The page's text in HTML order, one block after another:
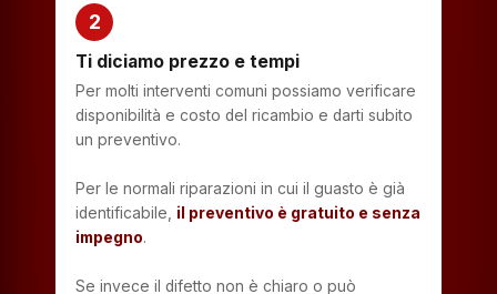
2
Ti diciamo prezzo e tempi
Per molti interventi comuni possiamo verificare
disponibilità e costo del ricambio e darti subito
un preventivo.
Per le normali riparazioni in cui il guasto è già
identificabile, il preventivo è gratuito e senza
impegno.
Se invece il difetto non è chiaro o può